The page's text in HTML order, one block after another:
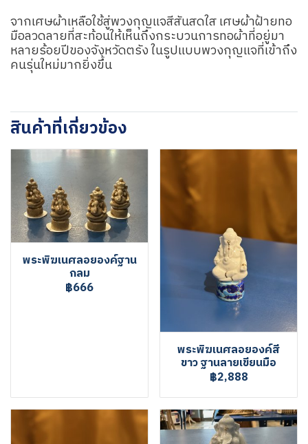
จากเศษผ้าเหลือใช้สู่พวงกุญแจสีสันสดใส เศษผ้าฝ้ายทอ
มือลวดลายที่สะท้อนให้เห็นถึงกระบวนการทอผ้าที่อยู่มา
หลายร้อยปีของจังหวัดตรัง ในรูปแบบพวงกุญแจที่เข้าถึง
คนรุ่นใหม่มากยิ่งขึ้น
สินค้าที่เกี่ยวข้อง
พระพิฆเนศลอยองค์ฐาน
กลม
฿666
พระพิฆเนศลอยองค์สี
ขาว ฐานลายเขียนมือ
฿2,888